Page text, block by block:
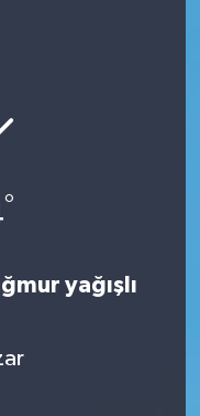
°
yağışlı